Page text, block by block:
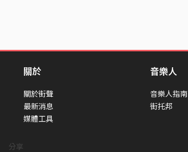
分享
關於
關於街聲
最新消息
媒體工具
音樂人
音樂人指南
街托邦